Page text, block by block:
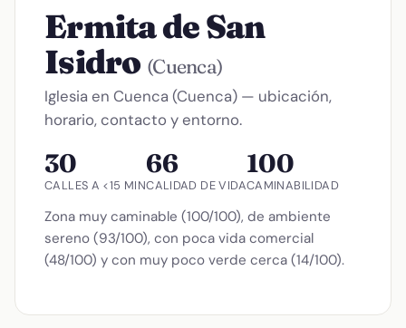
Ermita de San
Isidro (Cuenca)
Iglesia en Cuenca (Cuenca) — ubicación,
horario, contacto y entorno.
30
CALLES A <15 MIN
66
CALIDAD DE VIDA
100
CAMINABILIDAD
Zona muy caminable (100/100), de ambiente
sereno (93/100), con poca vida comercial
(48/100) y con muy poco verde cerca (14/100).